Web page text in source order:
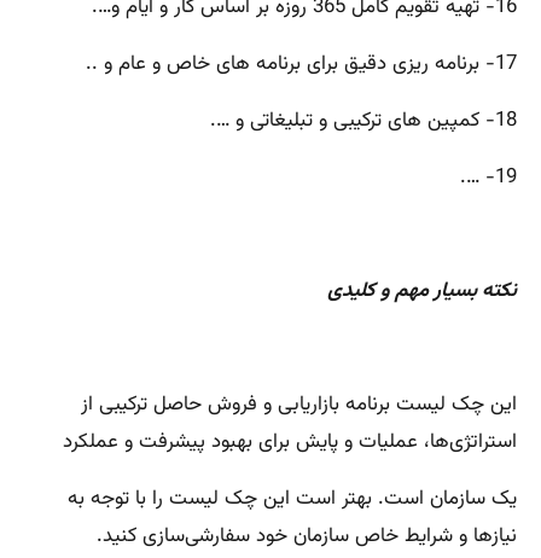
16- تهیه تقویم کامل 365 روزه بر اساس کار و ایام و….
17- برنامه ریزی دقیق برای برنامه های خاص و عام و ..
18- کمپین های ترکیبی و تبلیغاتی و ….
19- ….
نکته بسیار مهم و کلیدی
این چک لیست برنامه بازاریابی و فروش حاصل ترکیبی از
استراتژی‌ها، عملیات و پایش برای بهبود پیشرفت و عملکرد
یک سازمان است. بهتر است این چک لیست را با توجه به
نیازها و شرایط خاص سازمان خود سفارشی‌سازی کنید.